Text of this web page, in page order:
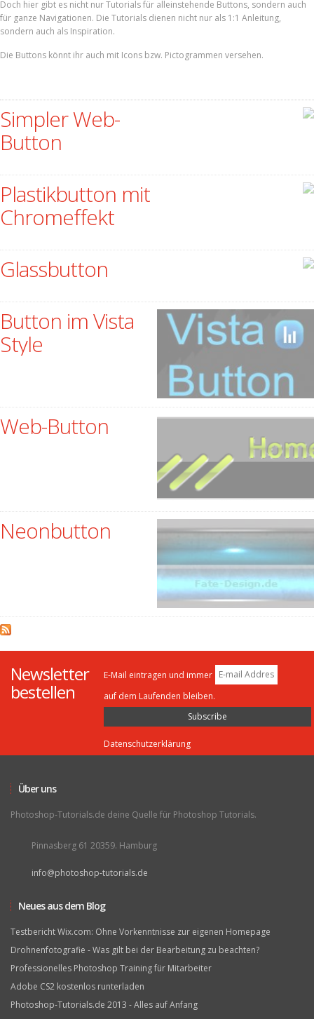
Doch hier gibt es nicht nur Tutorials für alleinstehende Buttons, sondern auch
für ganze Navigationen. Die Tutorials dienen nicht nur als 1:1 Anleitung,
sondern auch als Inspiration.
Die Buttons könnt ihr auch mit Icons bzw. Pictogrammen versehen.
Simpler Web-
Button
Plastikbutton mit
Chromeffekt
Glassbutton
Button im Vista
Style
Web-Button
Neonbutton
Newsletter
bestellen
E-Mail eintragen und immer
auf dem Laufenden bleiben.
Datenschutzerklärung
Über uns
Photoshop-Tutorials.de deine Quelle für Photoshop Tutorials.
Pinnasberg 61 20359. Hamburg
info@photoshop-tutorials.de
Neues aus dem Blog
Testbericht Wix.com: Ohne Vorkenntnisse zur eigenen Homepage
Drohnenfotografie - Was gilt bei der Bearbeitung zu beachten?
Professionelles Photoshop Training für Mitarbeiter
Adobe CS2 kostenlos runterladen
Photoshop-Tutorials.de 2013 - Alles auf Anfang